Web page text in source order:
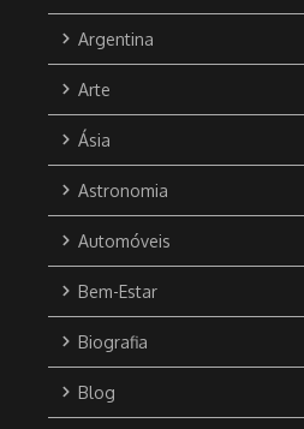
Argentina
Arte
Ásia
Astronomia
Automóveis
Bem-Estar
Biografia
Blog